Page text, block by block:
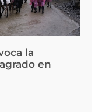
la
en